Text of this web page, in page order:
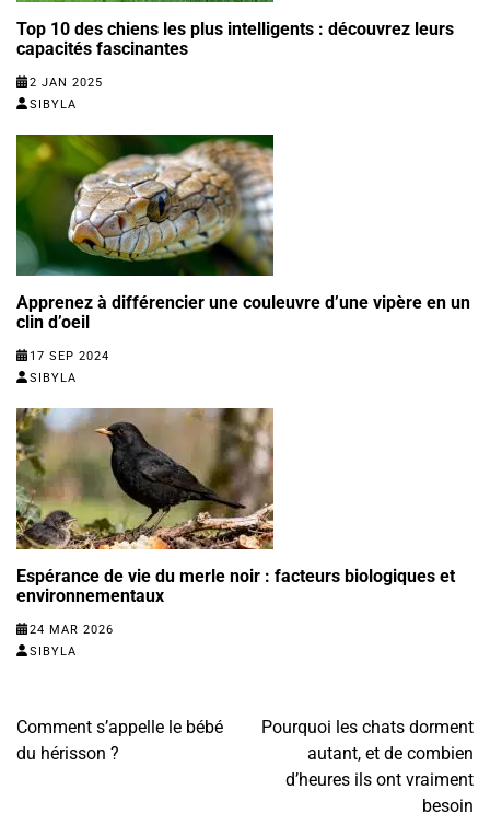
Top 10 des chiens les plus intelligents : découvrez leurs
capacités fascinantes
2 JAN 2025
SIBYLA
Apprenez à différencier une couleuvre d’une vipère en un
clin d’oeil
17 SEP 2024
SIBYLA
Espérance de vie du merle noir : facteurs biologiques et
environnementaux
24 MAR 2026
SIBYLA
Navigation
de
Comment s’appelle le bébé
du hérisson ?
Pourquoi les chats dorment
autant, et de combien
d’heures ils ont vraiment
besoin